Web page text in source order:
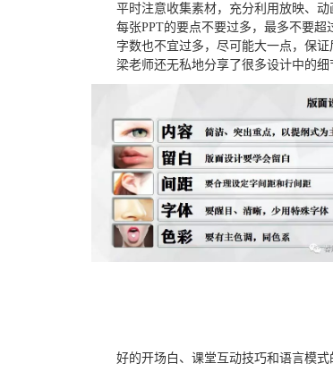
平时注意收集素材，充分利用放映、动
每张PPT的要点不要过多，最多不要超
字数也不宜过多，尽可能大一点，保证
梁老师还无私地分享了很多设计中的细
好的开场白、课堂互动技巧和语言模